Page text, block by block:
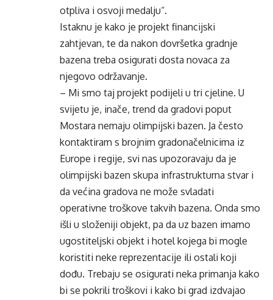
otpliva i osvoji medalju“.
Istaknu je kako je projekt financijski
zahtjevan, te da nakon dovršetka gradnje
bazena treba osigurati dosta novaca za
njegovo održavanje.
– Mi smo taj projekt podijeli u tri cjeline. U
svijetu je, inače, trend da gradovi poput
Mostara nemaju olimpijski bazen. Ja često
kontaktiram s brojnim gradonačelnicima iz
Europe i regije, svi nas upozoravaju da je
olimpijski bazen skupa infrastrukturna stvar i
da većina gradova ne može svladati
operativne troškove takvih bazena. Onda smo
išli u složeniji objekt, pa da uz bazen imamo
ugostiteljski objekt i hotel kojega bi mogle
koristiti neke reprezentacije ili ostali koji
dođu. Trebaju se osigurati neka primanja kako
bi se pokrili troškovi i kako bi grad izdvajao